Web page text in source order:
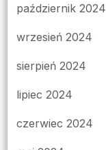
październik 2024
wrzesień 2024
sierpień 2024
lipiec 2024
czerwiec 2024